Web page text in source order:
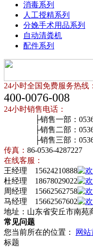
消毒系列
人工授精系列
分娩手术用品系列
自动清粪机
配件系列
24小时全国免费服务热线：
400-0076-008
24小时销售电话：
├销售一部：0536-
├销售二部：0536-
├销售三部：0536-
传真： 86-0536-4287227
在线客服：
王经理 15624210888
杜经理 18678029022
周经理 15662562758
马经理 15662567602
地址：山东省安丘市南苑
常见问题
您当前所在的位置：
网
标题